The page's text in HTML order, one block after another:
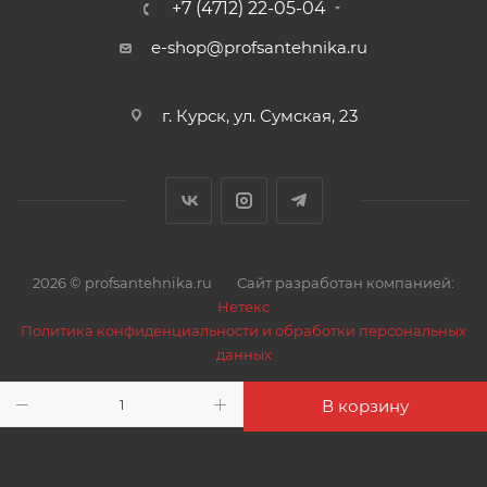
В корзину
Корпусы кранов выполнены из латуни марки
ЛЦ40Сд с нанесением никелевого покрытия.
ЛЦ40Сд. Затвор имеет хромовое покрытие,
уплотнительное кольцо – из эластомера EPDM.
шток следует подтянуть сальниковую втулку.
Арматура выпускается в соответствие с
требованиями ГОСТ Р 59553-2021.
Гарантийный срок – 5 лет.
Страна производства кранов – Россия.
+7 (4712) 22-05-04
e-shop@profsantehnika.ru
г. Курск, ул. Сумская, 23
2026 © profsantehnika.ru
Сайт разработан компанией:
Нетекс
Политика конфиденциальности и обработки персональных
данных